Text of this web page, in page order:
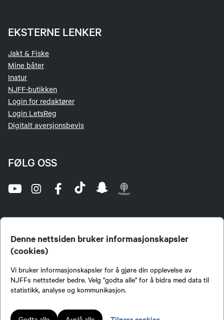
Denne nettsiden bruker informasjonskapsler
(cookies)
Vi bruker informasjonskapsler for å gjøre din opplevelse av
NJFFs nettsteder bedre. Velg "godta alle" for å bidra med data til
statistikk, analyse og kommunikasjon.
EKSTERNE LENKER
Jakt & Fiske
Mine båter
Inatur
NJFF-butikken
Login for redaktører
Login LetsReg
Digitalt aversjonsbevis
FØLG OSS
jegere og sportsfiskere og et av de viktigste miljøene for formidling av kunnskap om jakt og
fiske i Norge. Vi er en partipolitisk nøytral organisasjon, men har et sterkt jakt-, fiske-, og
naturpolitisk engasjement i mange saker.
Lokalforeninger tilsluttet Norges Jeger- og Fiskerforbund har ansvar for innhold de